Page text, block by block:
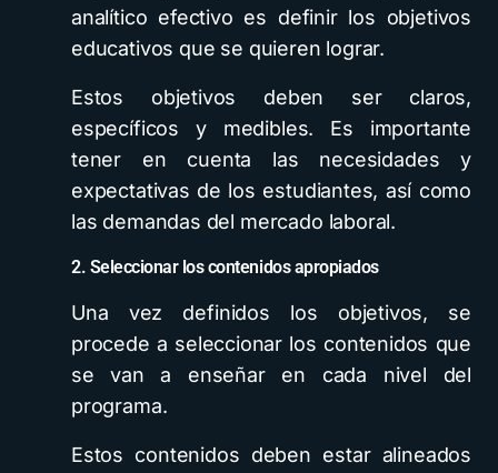
analítico efectivo es definir los objetivos
educativos que se quieren lograr.
Estos objetivos deben ser claros,
específicos y medibles. Es importante
tener en cuenta las necesidades y
expectativas de los estudiantes, así como
las demandas del mercado laboral.
2. Seleccionar los contenidos apropiados
Una vez definidos los objetivos, se
procede a seleccionar los contenidos que
se van a enseñar en cada nivel del
programa.
Estos contenidos deben estar alineados